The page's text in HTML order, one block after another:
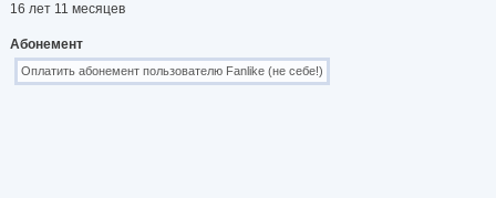
16 лет 11 месяцев
Абонемент